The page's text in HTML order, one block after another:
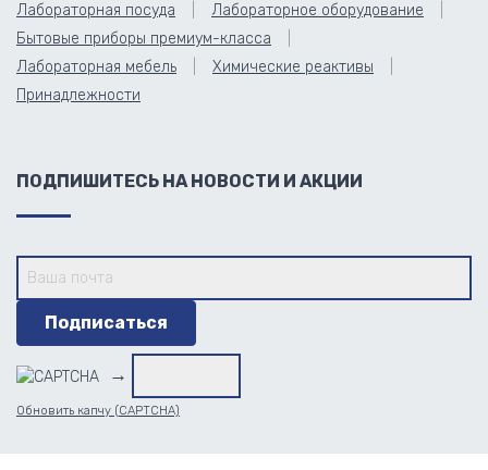
Лабораторная посуда
Лабораторное оборудование
Бытовые приборы премиум-класса
Лабораторная мебель
Химические реактивы
Принадлежности
ПОДПИШИТЕСЬ НА НОВОСТИ И АКЦИИ
→
Обновить капчу (CAPTCHA)